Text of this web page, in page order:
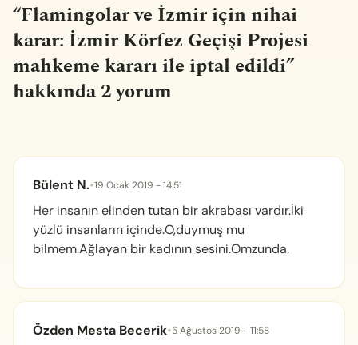
“Flamingolar ve İzmir için nihai
karar: İzmir Körfez Geçişi Projesi
mahkeme kararı ile iptal edildi”
hakkında 2 yorum
Bülent N.•19 Ocak 2019 - 14:51
Her insanın elinden tutan bir akrabası vardır.İki
yüzlü insanların içinde.O,duymuş mu
bilmem.Ağlayan bir kadının sesini.Omzunda.
Özden Mesta Becerik•5 Ağustos 2019 - 11:58